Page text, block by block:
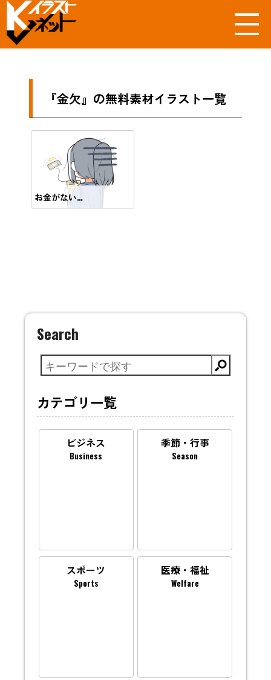
『金欠』の無料素材イラスト一覧
お金がない…
Search
カテゴリ一覧
ビジネス
Business
季節・行事
Season
スポーツ
Sports
医療・福祉
Welfare